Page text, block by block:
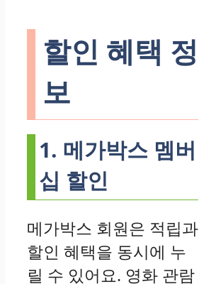
할인 혜택 정
보
1. 메가박스 멤버
십 할인
메가박스 회원은 적립과
할인 혜택을 동시에 누
릴 수 있어요. 영화 관람